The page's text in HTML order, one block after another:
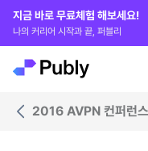
지금 바로 무료체험 해보세요!
나의 커리어 시작과 끝, 퍼블리
2016 AVPN 컨퍼런